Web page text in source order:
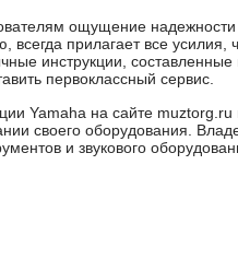
ощущение
прилагает все усилия,
инструкции,
первоклассный сервис.
Yamaha на сайте muztorg.ru
своего оборудования.
и звукового